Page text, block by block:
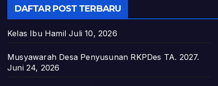
DAFTAR POST TERBARU
Kelas Ibu Hamil Juli 10, 2026
Musyawarah Desa Penyusunan RKPDes TA. 2027.
Juni 24, 2026